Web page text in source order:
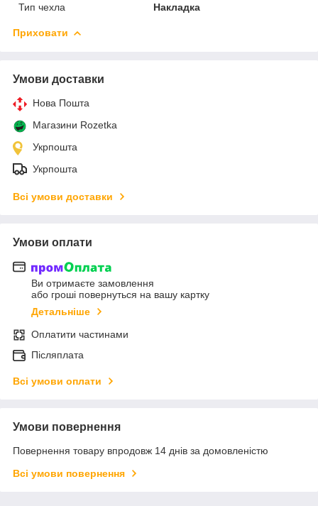
Тип чехла
Накладка
Приховати
Умови доставки
Нова Пошта
Магазини Rozetka
Укрпошта
Укрпошта
Всі умови доставки
Умови оплати
Ви отримаєте замовлення
або гроші повернуться на вашу картку
Детальніше
Оплатити частинами
Післяплата
Всі умови оплати
Умови повернення
Повернення товару впродовж 14 днів за домовленістю
Всі умови повернення